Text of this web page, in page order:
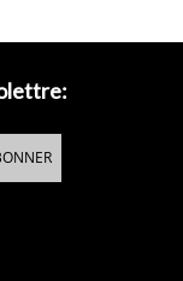
au laser brûlée